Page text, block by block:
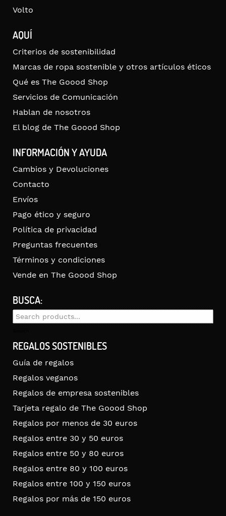
Volto
AQUÍ
Criterios de sostenibilidad
Marcas de ropa sostenible y otros artículos éticos
Qué es The Goood Shop
Servicios de Comunicación
Hablan de nosotros
El blog de The Goood Shop
INFORMACIÓN Y AYUDA
Cambios y Devoluciones
Contacto
Envíos
Pago ético y seguro
Política de privacidad
Preguntas frecuentes
Términos y condiciones
Vende en The Goood Shop
BUSCA:
Search
REGALOS SOSTENIBLES
Guía de regalos
Regalos veganos
Regalos de empresa sostenibles
Tarjeta regalo de The Goood Shop
Regalos por menos de 30 euros
Regalos entre 30 y 50 euros
Regalos entre 50 y 80 euros
Regalos entre 80 y 100 euros
Regalos entre 100 y 150 euros
Regalos por más de 150 euros